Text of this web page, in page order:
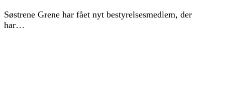
Søstrene Grene har fået nyt bestyrelsesmedlem, der
har…